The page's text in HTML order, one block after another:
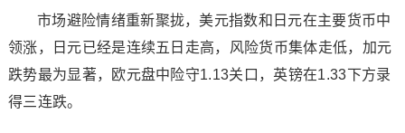
市场避险情绪重新聚拢，美元指数和日元在主要货币中
领涨，日元已经是连续五日走高，风险货币集体走低，加元
跌势最为显著，欧元盘中险守1.13关口，英镑在1.33下方录
得三连跌。